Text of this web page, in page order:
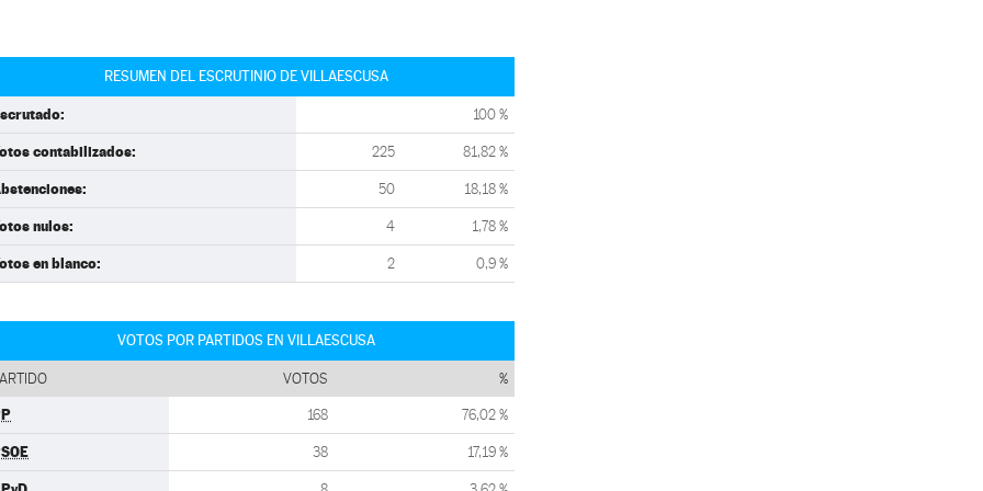
RESUMEN DEL ESCRUTINIO DE VILLAESCUSA
100 %
contabilizados: 225 81,82 %
50 18,18 %
nulos: 4 1,78 %
en blanco: 2 0,9 %
VOTOS POR PARTIDOS EN VILLAESCUSA
VOTOS %
168 76,02 %
38 17,19 %